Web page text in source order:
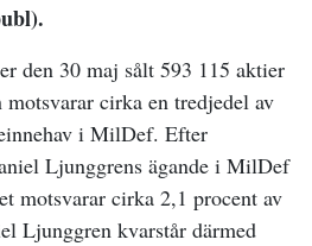
den 30 maj sålt 593 115 aktier
cirka en tredjedel av
i MilDef. Efter
Ljunggrens ägande i MilDef
motsvarar cirka 2,1 procent av
Ljunggren kvarstår därmed